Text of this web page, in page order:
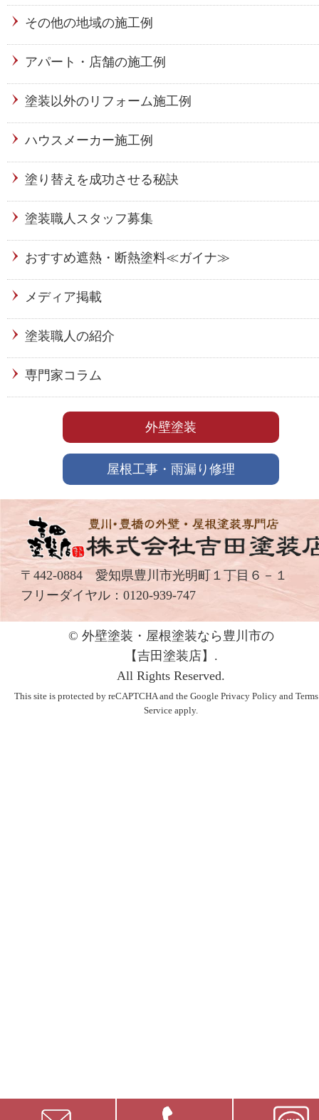
その他の地域の施工例
アパート・店舗の施工例
塗装以外のリフォーム施工例
ハウスメーカー施工例
塗り替えを成功させる秘訣
塗装職人スタッフ募集
おすすめ遮熱・断熱塗料≪ガイナ≫
メディア掲載
塗装職人の紹介
専門家コラム
外壁塗装
屋根工事・雨漏り修理
〒442-0884 愛知県豊川市光明町１丁目６－１
フリーダイヤル： 0120-939-747
© 外壁塗装・屋根塗装なら豊川市の
【吉⽥塗装店】.
All Rights Reserved.
This site is protected by reCAPTCHA and the Google Privacy Policyand
Service apply.